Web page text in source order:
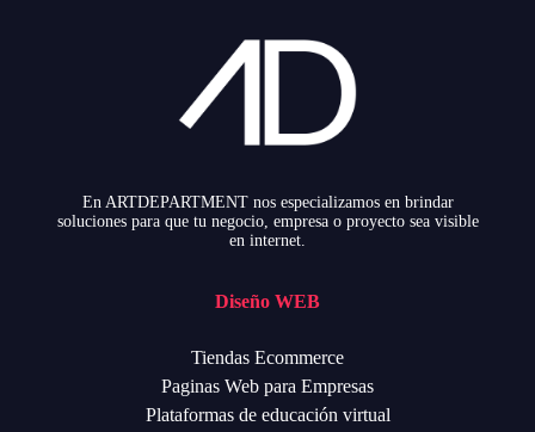
En ARTDEPARTMENT nos especializamos en brindar
soluciones para que tu negocio, empresa o proyecto sea visible
en internet.
Diseño WEB
Tiendas Ecommerce
Paginas Web para Empresas
Plataformas de educación virtual